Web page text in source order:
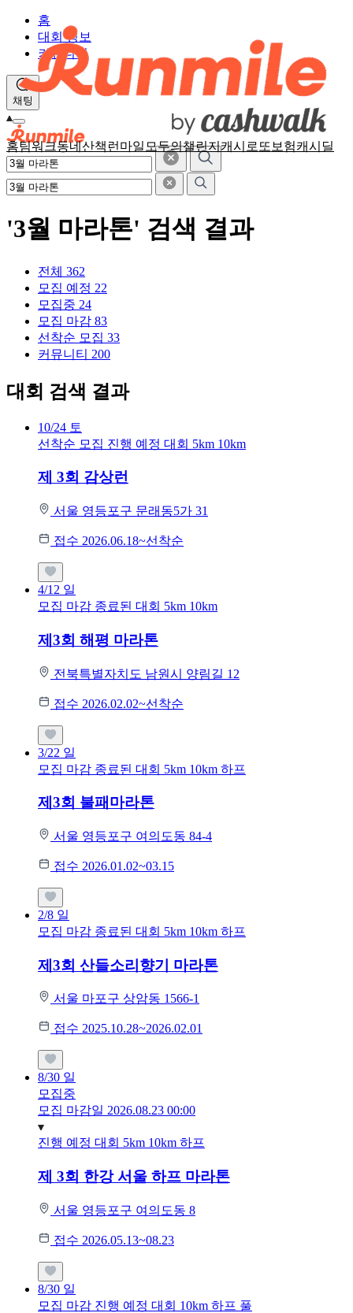
홈팀워크동네산책 런마일 모두의챌린지캐시로또 보험캐시딜
홈
대회 정보
커뮤니티
채팅
'3월 마라톤' 검색 결과
전체 362
모집 예정 22
모집중 24
모집 마감 83
선착순 모집 33
커뮤니티 200
대회 검색 결과
10/24 토
선착순 모집 진행 예정 대회 5km 10km
제 3회 감상런
서울 영등포구 문래동5가 31
접수 2026.06.18~선착순
4/12 일
모집 마감 종료된 대회 5km 10km
제3회 해평 마라톤
전북특별자치도 남원시 양림길 12
접수 2026.02.02~선착순
3/22 일
모집 마감 종료된 대회 5km 10km 하프
제3회 불패마라톤
서울 영등포구 여의도동 84-4
접수 2026.01.02~03.15
2/8 일
모집 마감 종료된 대회 5km 10km 하프
제3회 산들소리향기 마라톤
서울 마포구 상암동 1566-1
접수 2025.10.28~2026.02.01
8/30 일
모집중
모집 마감일 2026.08.23 00:00
진행 예정 대회 5km 10km 하프
제 3회 한강 서울 하프 마라톤
서울 영등포구 여의도동 8
접수 2026.05.13~08.23
8/30 일
모집 마감 진행 예정 대회 10km 하프 풀